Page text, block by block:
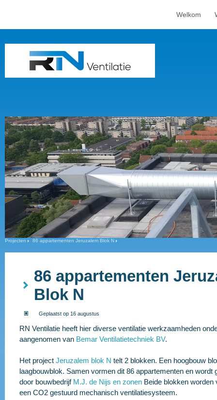
Welkom
Projecten 86 appartementen Jeruzalem Blok N
86 appartementen
Blok N
Geplaatst op 16 augustus
RN Ventilatie heeft hier diverse ventilatie werkzaamheden
aangenomen van Bemar Ventilatietechniek BV.
Het project Jeruzalem blok N telt 2 blokken. Een hoogbouw
laagbouwblok. Samen vormen dit 86 appartementen en wordt
door bouwbedrijf M.J. de Nijs en zonen Beide blokken worden
een CO2 gestuurd mechanisch ventilatiesysteem.